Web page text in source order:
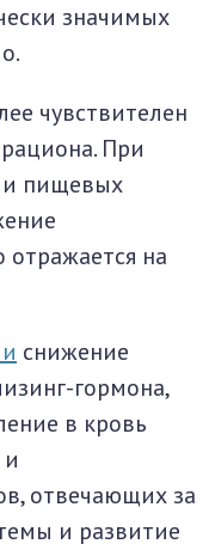
значимых
чувствителен
При
пищевых
отражается на
снижение
гормона,
в кровь
отвечающих за
и развитие